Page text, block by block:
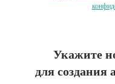
Укажите
для создания